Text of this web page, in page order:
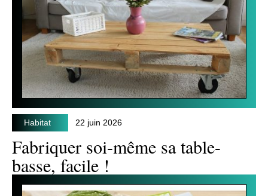
Habitat 22 juin 2026
Fabriquer soi-même sa table-
basse, facile !